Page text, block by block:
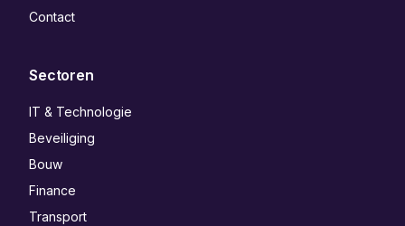
Contact
Sectoren
IT & Technologie
Beveiliging
Bouw
Finance
Transport